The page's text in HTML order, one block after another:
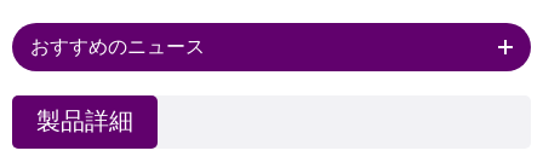
おすすめのニュース
製品詳細